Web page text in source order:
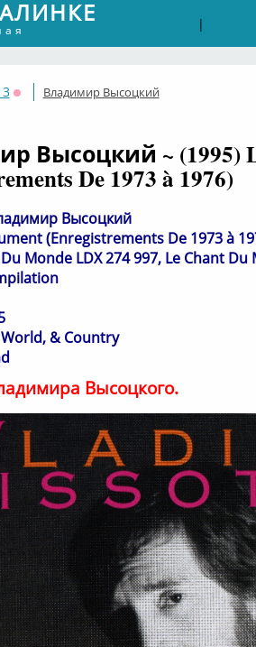
|
Оффлайн
Владимир Высоцкий
Высоцкий ~ (1995)
De 1973 à 1976)
Высоцкий
(Enregistrements De 1973 à
Monde LDX 274 997, Le Chant Du
& Country
Высоцкого.